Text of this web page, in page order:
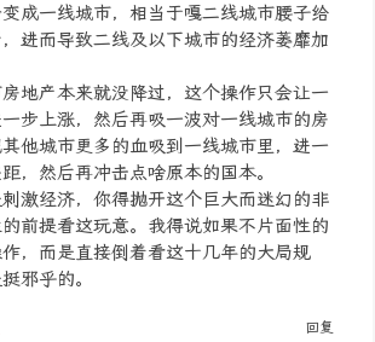
成一线城市，相当于嘎二线城市腰子给
进而导致二线及以下城市的经济萎靡加
地产本来就没降过，这个操作只会让一
步上涨，然后再吸一波对一线城市的房
他城市更多的血吸到一线城市里，进一
，然后再冲击点啥原本的国本。
激经济，你得抛开这个巨大而迷幻的非
前提看这玩意。我得说如果不片面性的
，而是直接倒着看这十几年的大局规
邪乎的。
回复